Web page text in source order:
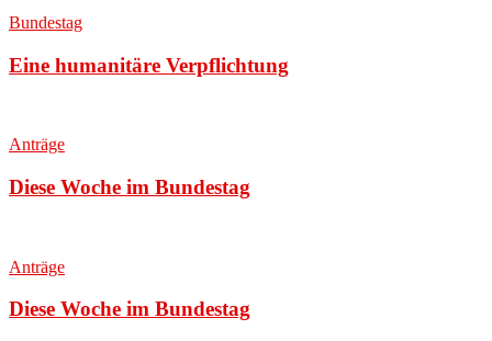
Bundestag
Eine humanitäre Verpflichtung
Anträge
Diese Woche im Bundestag
Anträge
Diese Woche im Bundestag